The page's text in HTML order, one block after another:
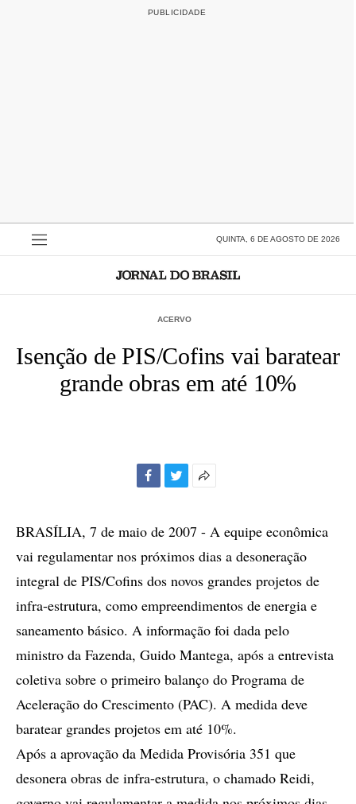
QUINTA, 6 DE AGOSTO DE 2026
ACERVO
Isenção de PIS/Cofins vai baratear
grande obras em até 10%
compartilhamento
BRASÍLIA, 7 de maio de 2007 - A equipe econômica
vai regulamentar nos próximos dias a desoneração
integral de PIS/Cofins dos novos grandes projetos de
infra-estrutura, como empreendimentos de energia e
saneamento básico. A informação foi dada pelo
ministro da Fazenda, Guido Mantega, após a entrevista
coletiva sobre o primeiro balanço do Programa de
Aceleração do Crescimento (PAC). A medida deve
baratear grandes projetos em até 10%.
Após a aprovação da Medida Provisória 351 que
desonera obras de infra-estrutura, o chamado Reidi,